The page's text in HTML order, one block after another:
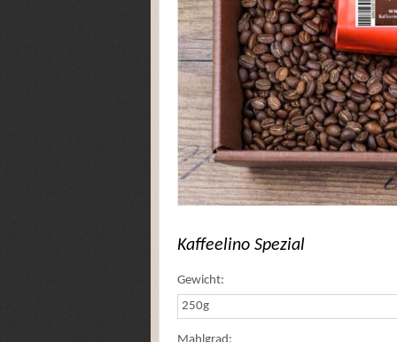
Kaffeelino Spezial
Gewicht: